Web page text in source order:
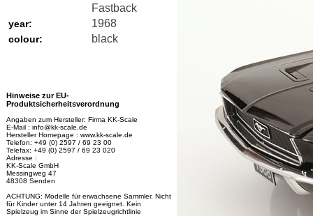
Fastback
year: 1968
colour: black
Hinweise zur EU-
Produktsicherheitsverordnung
Angaben zum Hersteller: Firma KK-Scale
E-Mail : info@kk-scale.de
Hersteller Homepage : www.kk-scale.de
Telefon: +49 (0) 2597 / 69 23 00
Telefax: +49 (0) 2597 / 69 23 020
Adresse :
KK-Scale GmbH
Messingweg 47
48308 Senden
ACHTUNG: Modelle für erwachsene Sammler. Nicht
für Kinder unter 14 Jahren geeignet. Kein
Spielzeug im Sinne der Spielzeugrichtlinie